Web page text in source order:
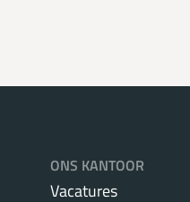
ONS KANTOOR
Vacatures